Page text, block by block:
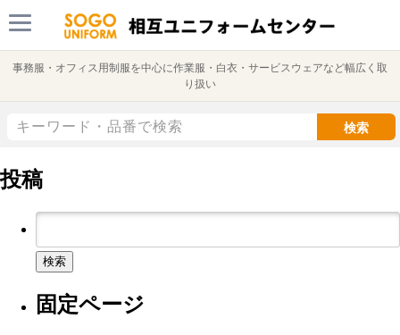
事務服・オフィス用制服を中心に作業服・白衣・サービスウェアなど幅広く取
り扱い
検索
投稿
検
固定ページ